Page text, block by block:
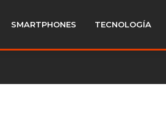
SMARTPHONES TECNOLOGÍA